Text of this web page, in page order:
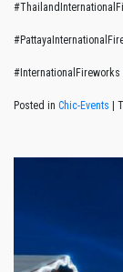
Posted in Chic-Events